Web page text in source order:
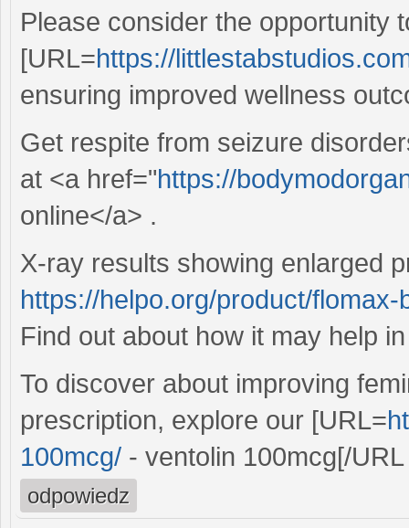
Please consider the opportunity
[URL=https://
ensuring improved wellness
Get respite from seizure
at <a href="https://
online</a> .
X-ray results showing enlarged
https://helpo.org/product/
Find out about how it may help
To discover about improving
prescription, explore our [URL=
100mcg/ - ventolin 100mcg[/
odpowiedz